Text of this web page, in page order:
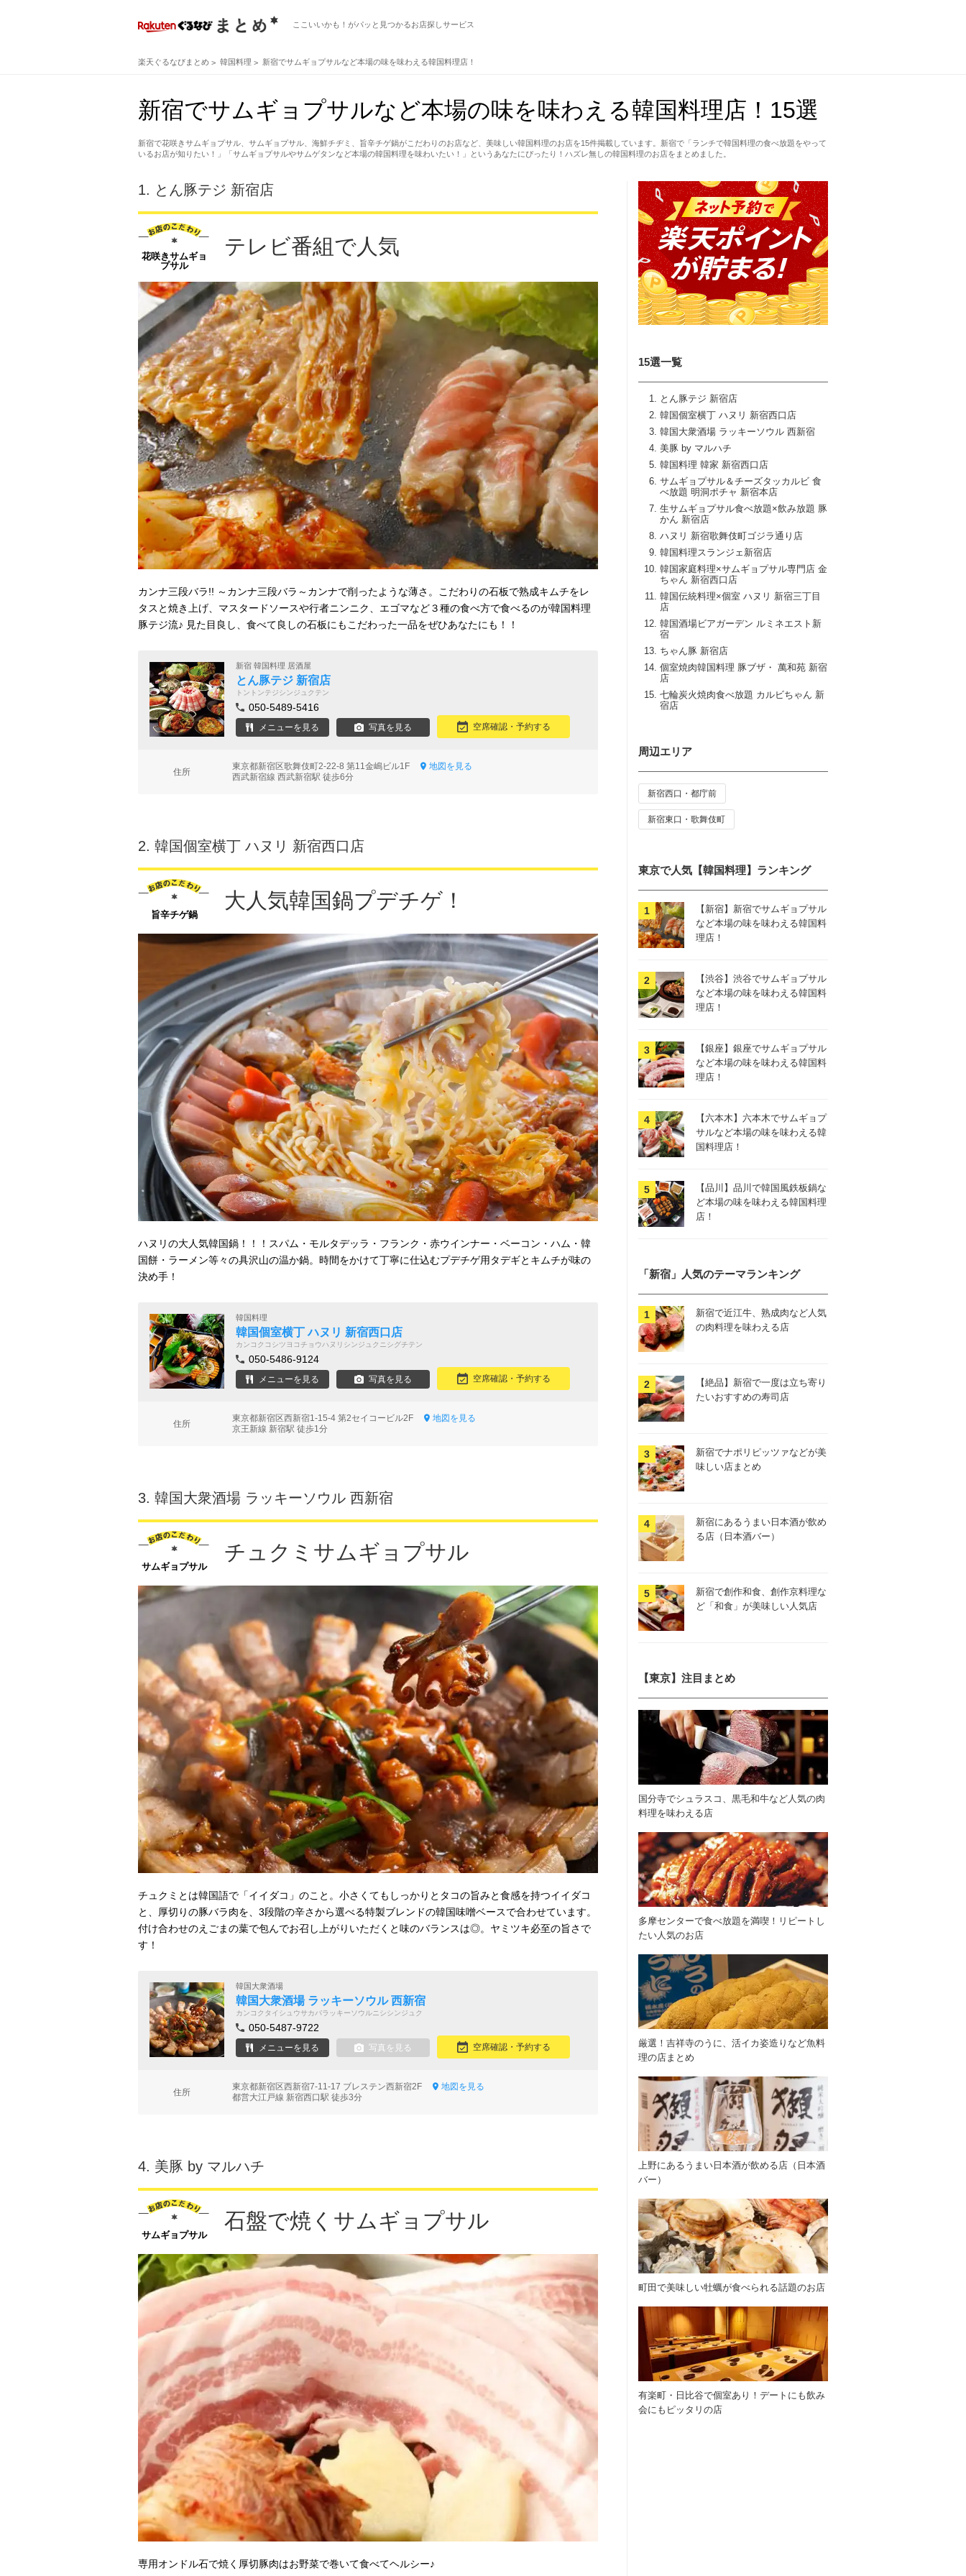
ここいいかも！がパッと見つかるお店探しサービス
楽天ぐるなびまとめ 韓国料理 新宿でサムギョプサルなど本場の味を味わえる韓国料理店！
新宿でサムギョプサルなど本場の味を味わえる韓国料理店！15選
新宿で花咲きサムギョプサル、サムギョプサル、海鮮チヂミ、旨辛チゲ鍋がこだわりのお店など、美味しい韓国料理のお店を15件掲載しています。新宿で「ランチで韓国料理の食べ放題をやって
いるお店が知りたい！」「サムギョプサルやサムゲタンなど本場の韓国料理を味わいたい！」というあなたにぴったり！ハズレ無しの韓国料理のお店をまとめました。
15選一覧
とん豚テジ 新宿店
韓国個室横丁 ハヌリ 新宿西口店
韓国大衆酒場 ラッキーソウル 西新宿
美豚 by マルハチ
韓国料理 韓家 新宿西口店
サムギョプサル＆チーズタッカルビ 食
べ放題 明洞ポチャ 新宿本店
生サムギョプサル食べ放題×飲み放題 豚
かん 新宿店
ハヌリ 新宿歌舞伎町ゴジラ通り店
韓国料理スランジェ新宿店
韓国家庭料理×サムギョプサル専門店 金
ちゃん 新宿西口店
韓国伝統料理×個室 ハヌリ 新宿三丁目
店
韓国酒場ビアガーデン ルミネエスト新
宿
ちゃん豚 新宿店
個室焼肉韓国料理 豚ブザ・ 萬和苑 新宿
店
七輪炭火焼肉食べ放題 カルビちゃん 新
宿店
1. とん豚テジ 新宿店
花咲きサムギョ
プサル
テレビ番組で人気
カンナ三段バラ!! ～カンナ三段バラ～カンナで削ったような薄さ。こだわりの石板で熟成キムチをレ
タスと焼き上げ、マスタードソースや行者ニンニク、エゴマなど３種の食べ方で食べるのが韓国料理
豚テジ流♪ 見た目良し、食べて良しの石板にもこだわった一品をぜひあなたにも！！
新宿 韓国料理 居酒屋
とん豚テジ 新宿店
トントンテジシンジュクテン
050-5489-5416
メニューを見る 写真を見る 空席確認・予約する
住所
東京都新宿区歌舞伎町2-22-8 第11金嶋ビル1F
地図を見る
西武新宿線 西武新宿駅 徒歩6分
2. 韓国個室横丁 ハヌリ 新宿西口店
旨辛チゲ鍋
大人気韓国鍋プデチゲ！
ハヌリの大人気韓国鍋！！！スパム・モルタデッラ・フランク・赤ウインナー・ベーコン・ハム・韓
国餅・ラーメン等々の具沢山の温か鍋。時間をかけて丁寧に仕込むプデチゲ用タデギとキムチが味の
決め手！
韓国料理
韓国個室横丁 ハヌリ 新宿西口店
カンコクコシツヨコチョウハヌリシンジュクニシグチテン
050-5486-9124
メニューを見る 写真を見る 空席確認・予約する
住所
東京都新宿区西新宿1-15-4 第2セイコービル2F
地図を見る
京王新線 新宿駅 徒歩1分
3. 韓国大衆酒場 ラッキーソウル 西新宿
サムギョプサル
チュクミサムギョプサル
チュクミとは韓国語で「イイダコ」のこと。小さくてもしっかりとタコの旨みと食感を持つイイダコ
と、厚切りの豚バラ肉を、3段階の辛さから選べる特製ブレンドの韓国味噌ベースで合わせています。
付け合わせのえごまの葉で包んでお召し上がりいただくと味のバランスは◎。ヤミツキ必至の旨さで
す！
韓国大衆酒場
韓国大衆酒場 ラッキーソウル 西新宿
カンコクタイシュウサカバラッキーソウルニシシンジュク
050-5487-9722
メニューを見る 写真を見る 空席確認・予約する
住所
東京都新宿区西新宿7-11-17 ブレステン西新宿2F
地図を見る
都営大江戸線 新宿西口駅 徒歩3分
4. 美豚 by マルハチ
サムギョプサル
石盤で焼くサムギョプサル
専用オンドル石で焼く厚切豚肉はお野菜で巻いて食べてヘルシー♪
周辺エリア
新宿西口・都庁前
新宿東口・歌舞伎町
東京で人気【韓国料理】ランキング
【新宿】新宿でサムギョプサル
など本場の味を味わえる韓国料
理店！
【渋谷】渋谷でサムギョプサル
など本場の味を味わえる韓国料
理店！
【銀座】銀座でサムギョプサル
など本場の味を味わえる韓国料
理店！
【六本木】六本木でサムギョプ
サルなど本場の味を味わえる韓
国料理店！
【品川】品川で韓国風鉄板鍋な
ど本場の味を味わえる韓国料理
店！
「新宿」人気のテーマランキング
新宿で近江牛、熟成肉など人気
の肉料理を味わえる店
【絶品】新宿で一度は立ち寄り
たいおすすめの寿司店
新宿でナポリピッツァなどが美
味しい店まとめ
新宿にあるうまい日本酒が飲め
る店（日本酒バー）
新宿で創作和食、創作京料理な
ど「和食」が美味しい人気店
【東京】注目まとめ
国分寺でシュラスコ、黒毛和牛など人気の肉
料理を味わえる店
多摩センターで食べ放題を満喫！リピートし
たい人気のお店
厳選！吉祥寺のうに、活イカ姿造りなど魚料
理の店まとめ
上野にあるうまい日本酒が飲める店（日本酒
バー）
町田で美味しい牡蠣が食べられる話題のお店
有楽町・日比谷で個室あり！デートにも飲み
会にもピッタリの店